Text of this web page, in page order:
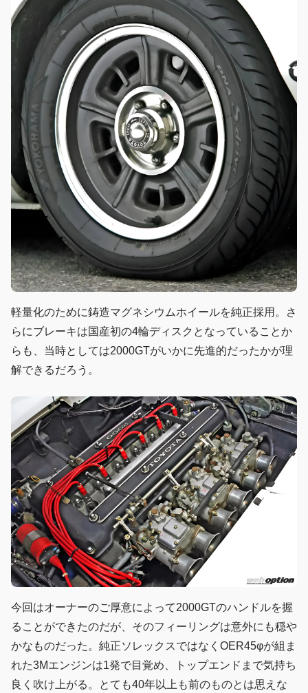
軽量化のために鋳造マグネシウムホイールを純正採用。さ
らにブレーキは国産初の4輪ディスクとなっていることか
らも、当時としては2000GTがいかに先進的だったかが理
解できるだろう。
今回はオーナーのご厚意によって2000GTのハンドルを握
ることができたのだが、そのフィーリングは意外にも穏や
かなものだった。純正ソレックスではなくOER45φが組ま
れた3Mエンジンは1発で目覚め、トップエンドまで気持ち
良く吹け上がる。とても40年以上も前のものとは思えな